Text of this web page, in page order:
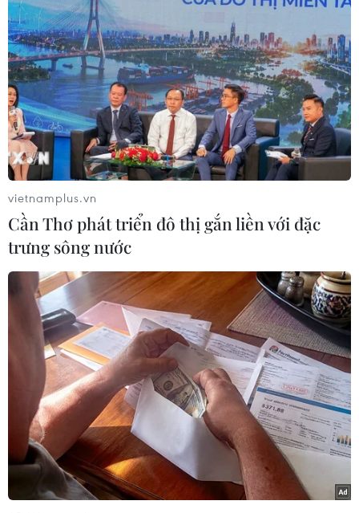
Thương mại Thế giới (WTO) đã chính thức lựa chọn cựu Bộ
trưởng Tài chính Nigeria, bà Ngozi Okonjo-Iweala (trong ảnh),
là lãnh đạo tiếp theo của WTO từ ngày 1/3 tới với nhiệm kỳ kéo
dài đến ngày 31/8/2025, qua đó trở thành người phụ nữ đầu
tiên và là người gốc Phi đầu tiên lãnh đạo WTO. (Nguồn:
THX/TTXVN)
Tây Phi lại đang phải đối mặt với dịch bệnh Ebola, với 7 trường
hợp mắc bệnh, trong đó 5 trường hợp tử vong, đã được ghi
nhận vào ngày 14/2/2021 tại Đông Nam Guinea, nơi bắt đầu
bùng phát đợt dịch tồi tệ nhất trong lịch sử do virus này gây ra
trong giai đoạn 2013-2016. Trong khi đó, Cộng hòa Dân chủ
Congo đã triển khai tiêm vắcxin phòng ngừa Ebola sau khi
nước này ghi nhận 4 ca mắc Ebola, 2 người trong số này đã tử
vong. Trong ảnh (tư liệu): Nhân viên y tế điều trị cho bệnh nhân
vietnamplus.vn
Cần Thơ phát triển đô thị gắn liền với đặc
trưng sông nước